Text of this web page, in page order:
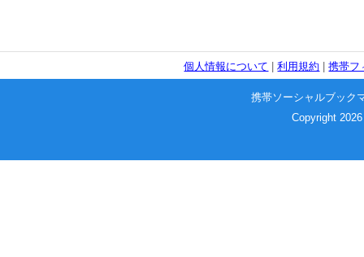
個人情報について |利用規約 |携帯フ
携帯ソーシャルブック
Copyright